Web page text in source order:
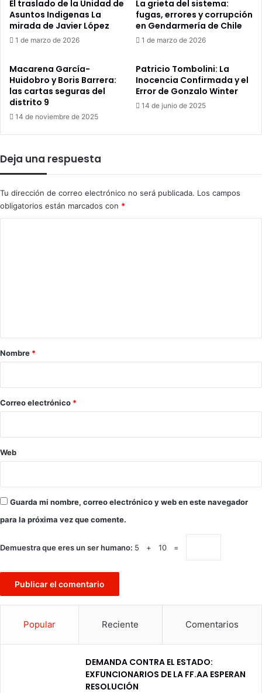
El traslado de la Unidad de
Asuntos Indigenas La
mirada de Javier López
1 de marzo de 2026
La grieta del sistema:
fugas, errores y corrupción
en Gendarmería de Chile
1 de marzo de 2026
Macarena García-
Huidobro y Boris Barrera:
las cartas seguras del
distrito 9
14 de noviembre de 2025
Patricio Tombolini: La
Inocencia Confirmada y el
Error de Gonzalo Winter
14 de junio de 2025
Deja una respuesta
Tu dirección de correo electrónico no será publicada. Los campos
obligatorios están marcados con *
r
*
Nombre *
Correo electrónico *
Web
Guarda mi nombre, correo electrónico y web en este navegador
para la próxima vez que comente.
Demuestra que eres un ser humano: 5 + 10 =
Popular Reciente Comentarios
DEMANDA CONTRA EL ESTADO:
EXFUNCIONARIOS DE LA FF.AA ESPERAN
RESOLUCIÓN